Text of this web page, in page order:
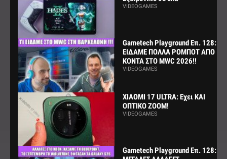
VIDEOGAMES
Gametech Playground Επ. 128:
ΕΙΔΑΜΕ ΠΟΛΛΑ ΡΟΜΠΟΤ ΑΠΟ
ΚΟΝΤΑ ΣΤΟ MWC 2026!!
VIDEOGAMES
XIAOMI 17 ULTRA: Εχει ΚΑΙ
ΟΠΤΙΚΟ ZOOM!
VIDEOGAMES
Gametech Playground Επ. 128: